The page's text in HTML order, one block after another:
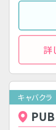
詳
キャバク